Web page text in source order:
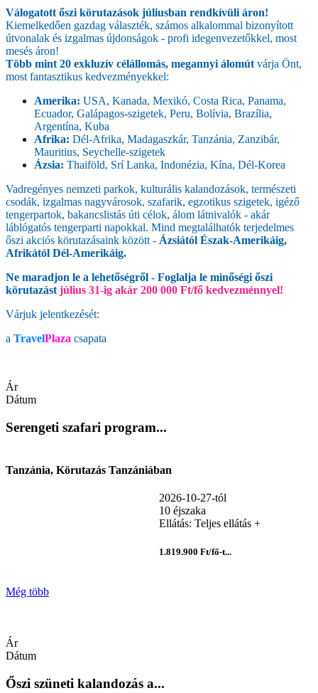
Válogatott őszi körutazások júliusban rendkívüli áron!
Kiemelkedően gazdag választék, számos alkalommal bizonyított
útvonalak és izgalmas újdonságok - profi idegenvezetőkkel, most
mesés áron!
Több mint 20 exkluzív célállomás, megannyi álomút várja Önt,
most fantasztikus kedvezményekkel:
Amerika: USA, Kanada, Mexikó, Costa Rica, Panama,
Ecuador, Galápagos-szigetek, Peru, Bolívia, Brazília,
Argentína, Kuba
Afrika: Dél-Afrika, Madagaszkár, Tanzánia, Zanzibár,
Mauritius, Seychelle-szigetek
Ázsia: Thaiföld, Srí Lanka, Indonézia, Kína, Dél-Korea
Vadregényes nemzeti parkok, kulturális kalandozások, természeti
csodák, izgalmas nagyvárosok, szafarik, egzotikus szigetek, igéző
tengerpartok, bakancslistás úti célok, álom látnivalók - akár
láblógatós tengerparti napokkal. Mind megtalálhatók terjedelmes
őszi akciós körutazásaink között - Ázsiától Észak-Amerikáig,
Afrikától Dél-Amerikáig.
Ne maradjon le a lehetőségről - Foglalja le minőségi őszi
körutazást július 31-ig akár 200 000 Ft/fő kedvezménnyel!
Várjuk jelentkezését:
a TravelPlaza csapata
Ár
Dátum
Serengeti szafari program...
Tanzánia, Körutazás Tanzániában
2026-10-27-tól
10 éjszaka
Ellátás: Teljes ellátás +
1.819.900 Ft/fő-t...
Még több
Ár
Dátum
Őszi szüneti kalandozás a...